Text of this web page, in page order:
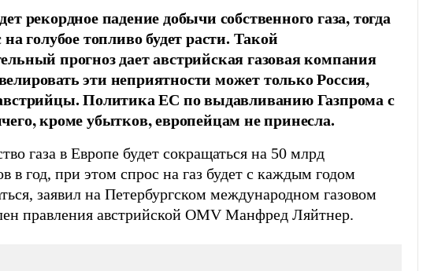
рекордное падение добычи собственного газа, тогда
голубое топливо будет расти. Такой
прогноз дает австрийская газовая компания
эти неприятности может только Россия,
Политика ЕС по выдавливанию Газпрома с
кроме убытков, европейцам не принесла.
газа в Европе будет сокращаться на 50 млрд
в год, при этом спрос на газ будет с каждым годом
заявил на Петербургском международном газовом
правления австрийской OMV Манфред Ляйтнер.